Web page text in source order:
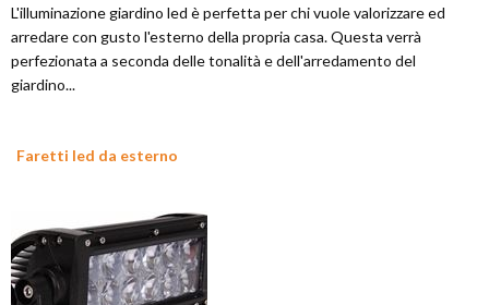
L'illuminazione giardino led è perfetta per chi vuole valorizzare ed
arredare con gusto l'esterno della propria casa. Questa verrà
perfezionata a seconda delle tonalità e dell'arredamento del
giardino...
Faretti led da esterno